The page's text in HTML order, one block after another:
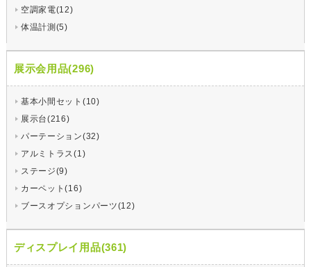
空調家電(12)
体温計測(5)
展示会用品(296)
基本小間セット(10)
展示台(216)
パーテーション(32)
アルミトラス(1)
ステージ(9)
カーペット(16)
ブースオプションパーツ(12)
ディスプレイ用品(361)